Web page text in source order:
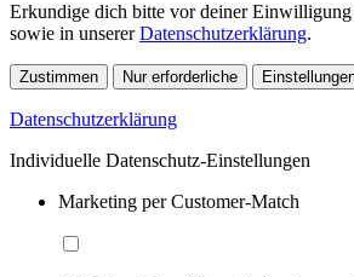
Erkundige dich bitte vor deiner
sowie in unsererDatenschutzerklärung.
Zustimmen Nur erforderliche
Datenschutzerklärung
Individuelle Datenschutz-Einstellungen
Marketing per Customer-Match